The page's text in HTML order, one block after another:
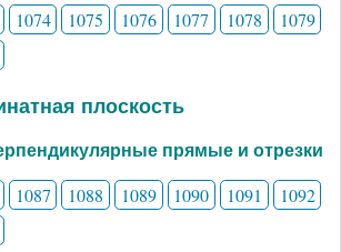
1074 1075 1076 1077 1078
1079
плоскость
прямые и отрезки
1087 1088 1089 1090 1091
1092